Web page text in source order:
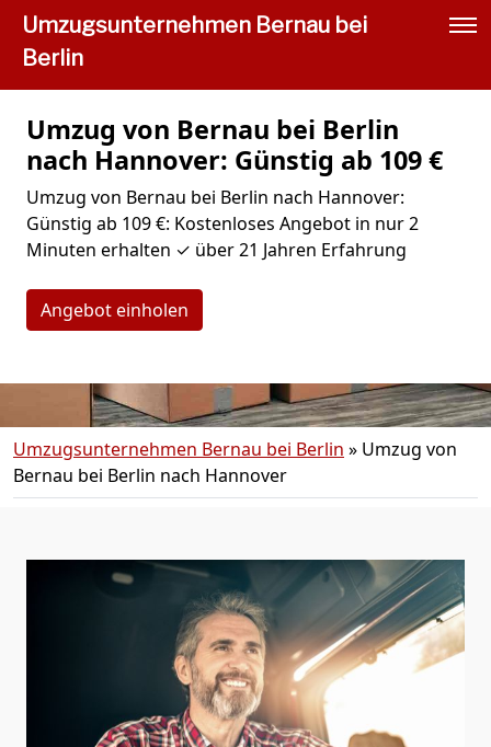
Umzugsunternehmen Bernau bei
Berlin
Umzug von Bernau bei Berlin
nach Hannover: Günstig ab 109 €
Umzug von Bernau bei Berlin nach Hannover:
Günstig ab 109 €: Kostenloses Angebot in nur 2
Minuten erhalten ✓ über 21 Jahren Erfahrung
Angebot einholen
Umzugsunternehmen Bernau bei Berlin » Umzug von
Bernau bei Berlin nach Hannover